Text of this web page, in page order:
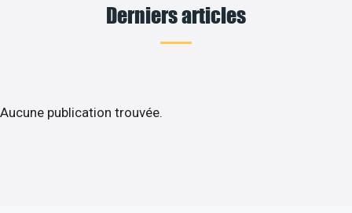
Derniers articles
Aucune publication trouvée.